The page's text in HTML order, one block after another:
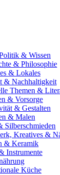
& Wissen
& Philosophie
& Lokales
& Nachhaltigkeit
Themen &
& Vorsorge
& Gestalten
& Malen
Silberschmieden
Kreatives &
& Keramik
Instrumente
Küche